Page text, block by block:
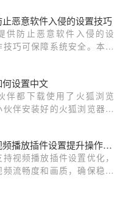
恶意软件入侵的设置技巧
供防止恶意软件入侵的设
技巧可保障系统安全。本文
设置中文
伴都下载使用了火狐浏览
伴安装好的火狐浏览器默
谷歌浏览器视频播放插件设置提升操作策略
视频播放插件设置优化，
频流畅度和画质，确保稳定